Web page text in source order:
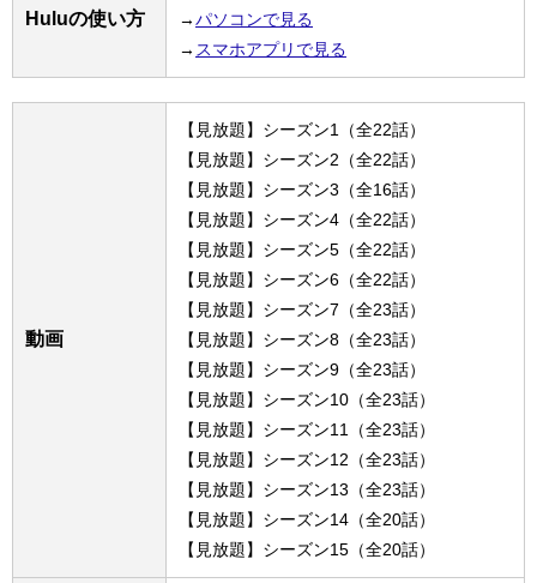
Huluの使い方
→パソコンで見る
→ スマホアプリで見る
動画
【見放題】シーズン1（全22話）
【見放題】シーズン2（全22話）
【見放題】シーズン3（全16話）
【見放題】シーズン4（全22話）
【見放題】シーズン5（全22話）
【見放題】シーズン6（全22話）
【見放題】シーズン7（全23話）
【見放題】シーズン8（全23話）
【見放題】シーズン9（全23話）
【見放題】シーズン10（全23話）
【見放題】シーズン11（全23話）
【見放題】シーズン12（全23話）
【見放題】シーズン13（全23話）
【見放題】シーズン14（全20話）
【見放題】シーズン15（全20話）